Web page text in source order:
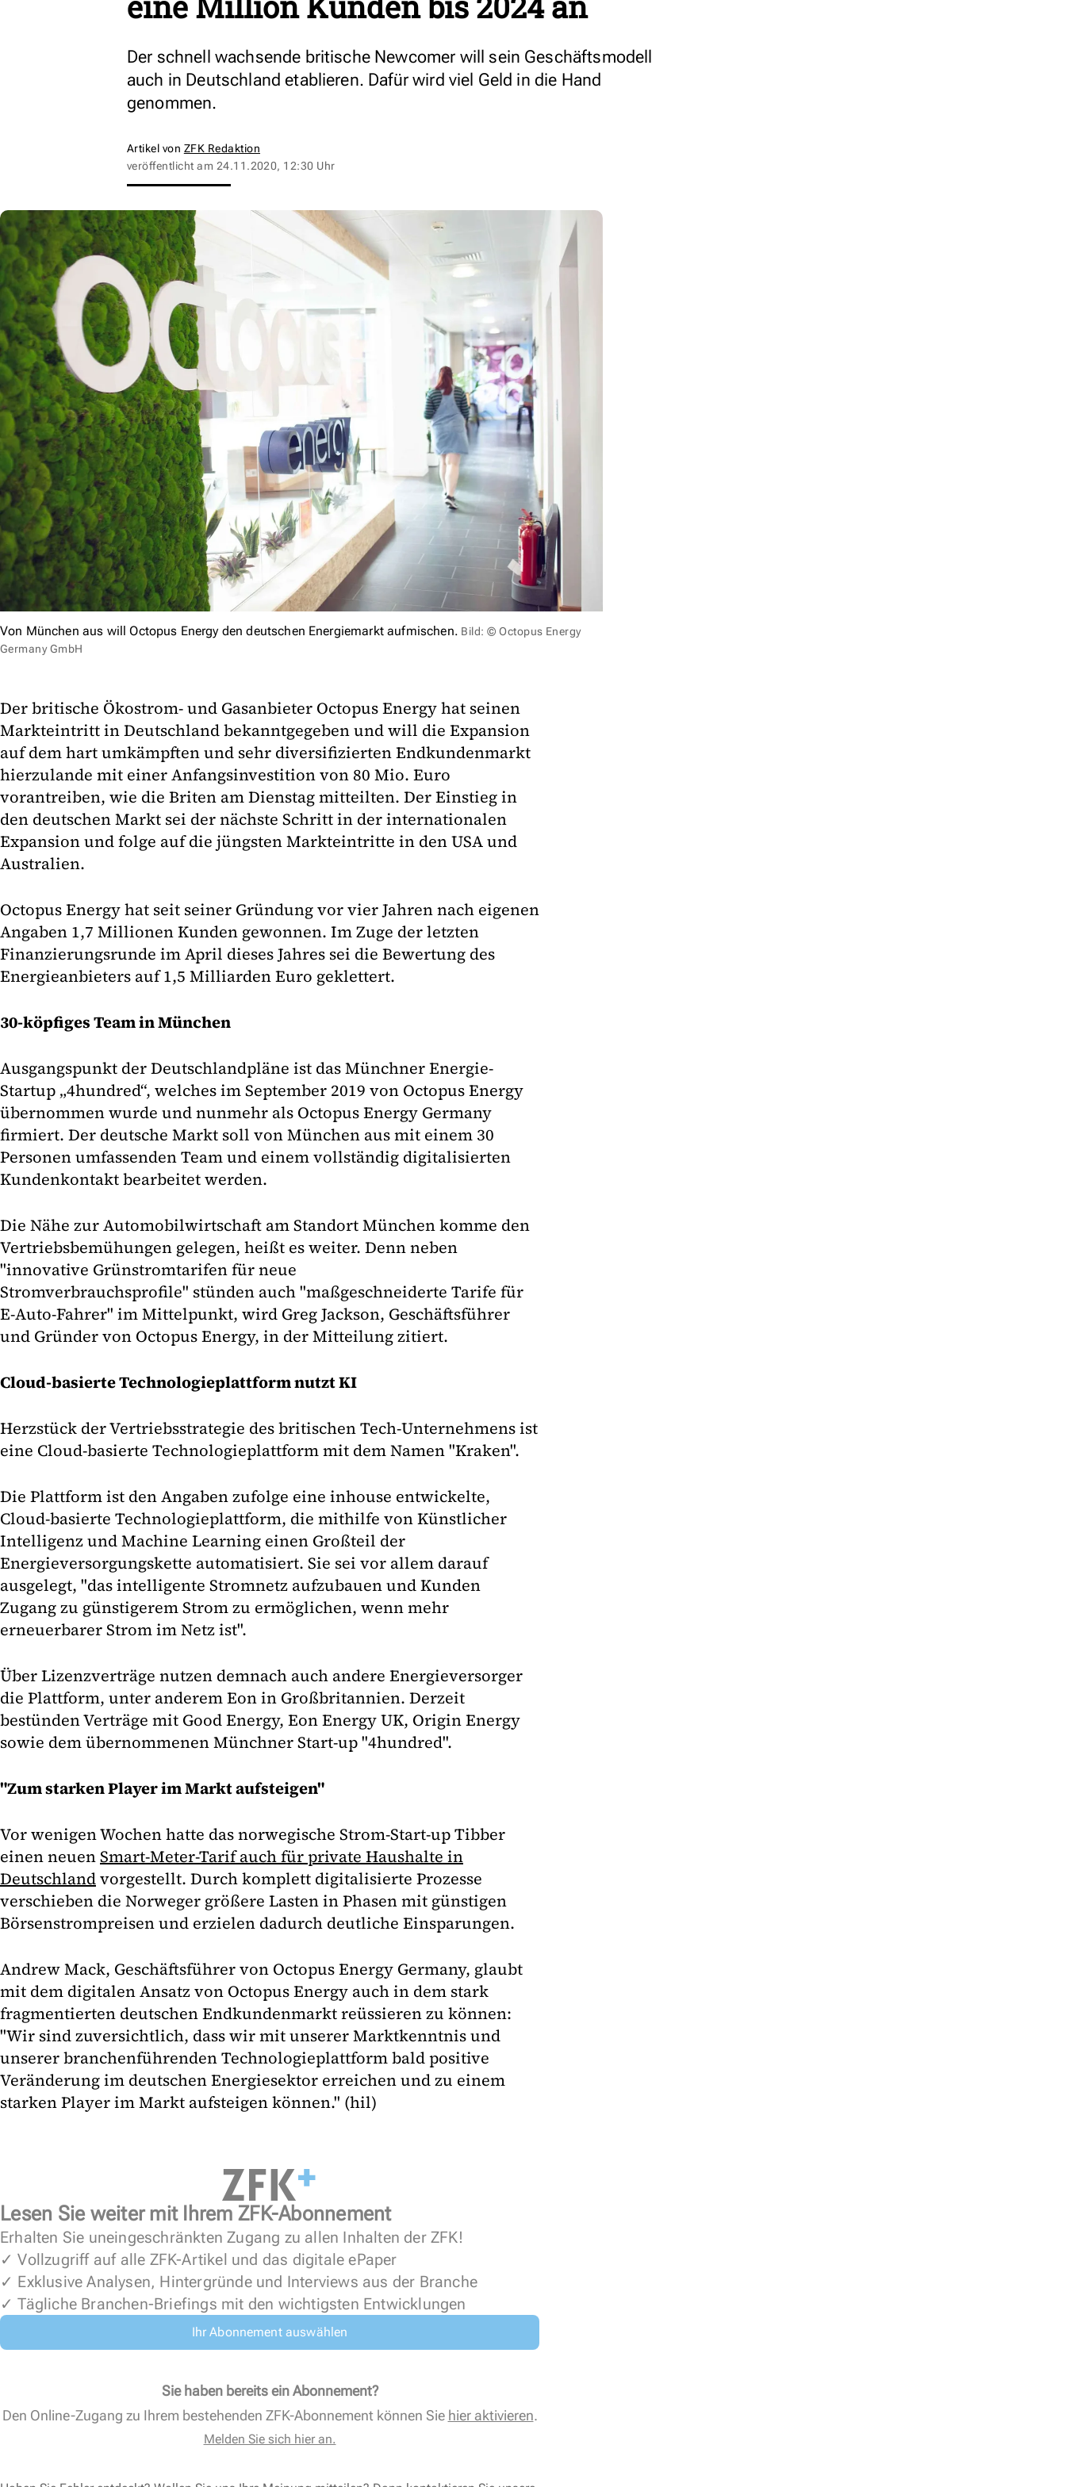
Der schnell wachsende britische Newcomer will sein Geschäftsmodell
auch in Deutschland etablieren. Dafür wird viel Geld in die Hand
genommen.
Artikel von ZFK Redaktion
veröffentlicht am 24.11.2020, 12:30 Uhr
Von München aus will Octopus Energy den deutschen Energiemarkt aufmischen. Bild: © Octopus Energy
Germany GmbH
Der britische Ökostrom- und Gasanbieter Octopus Energy hat seinen
Markteintritt in Deutschland bekanntgegeben und will die Expansion
auf dem hart umkämpften und sehr diversifizierten Endkundenmarkt
hierzulande mit einer Anfangsinvestition von 80 Mio. Euro
vorantreiben, wie die Briten am Dienstag mitteilten. Der Einstieg in
den deutschen Markt sei der nächste Schritt in der internationalen
Expansion und folge auf die jüngsten Markteintritte in den USA und
Australien.
Octopus Energy hat seit seiner Gründung vor vier Jahren nach eigenen
Angaben 1,7 Millionen Kunden gewonnen. Im Zuge der letzten
Finanzierungsrunde im April dieses Jahres sei die Bewertung des
Energieanbieters auf 1,5 Milliarden Euro geklettert.
30-köpfiges Team in München
Ausgangspunkt der Deutschlandpläne ist das Münchner Energie-
Startup „4hundred“, welches im September 2019 von Octopus Energy
übernommen wurde und nunmehr als Octopus Energy Germany
firmiert. Der deutsche Markt soll von München aus mit einem 30
Personen umfassenden Team und einem vollständig digitalisierten
Kundenkontakt bearbeitet werden.
Die Nähe zur Automobilwirtschaft am Standort München komme den
Vertriebsbemühungen gelegen, heißt es weiter. Denn neben
"innovative Grünstromtarifen für neue
Stromverbrauchsprofile" stünden auch "maßgeschneiderte Tarife für
E-Auto-Fahrer" im Mittelpunkt, wird Greg Jackson, Geschäftsführer
und Gründer von Octopus Energy, in der Mitteilung zitiert.
Cloud-basierte Technologieplattform nutzt KI
Herzstück der Vertriebsstrategie des britischen Tech-Unternehmens ist
eine Cloud-basierte Technologieplattform mit dem Namen "Kraken".
Die Plattform ist den Angaben zufolge eine inhouse entwickelte,
Cloud-basierte Technologieplattform, die mithilfe von Künstlicher
Intelligenz und Machine Learning einen Großteil der
Energieversorgungskette automatisiert. Sie sei vor allem darauf
ausgelegt, "das intelligente Stromnetz aufzubauen und Kunden
Zugang zu günstigerem Strom zu ermöglichen, wenn mehr
erneuerbarer Strom im Netz ist".
Über Lizenzverträge nutzen demnach auch andere Energieversorger
die Plattform, unter anderem Eon in Großbritannien. Derzeit
bestünden Verträge mit Good Energy, Eon Energy UK, Origin Energy
sowie dem übernommenen Münchner Start-up "4hundred".
"Zum starken Player im Markt aufsteigen"
Vor wenigen Wochen hatte das norwegische Strom-Start-up Tibber
einen neuenSmart-Meter-Tarif auch für private Haushalte in
Deutschlandvorgestellt. Durch komplett digitalisierte Prozesse
verschieben die Norweger größere Lasten in Phasen mit günstigen
Börsenstrompreisen und erzielen dadurch deutliche Einsparungen.
Andrew Mack, Geschäftsführer von Octopus Energy Germany, glaubt
mit dem digitalen Ansatz von Octopus Energy auch in dem stark
fragmentierten deutschen Endkundenmarkt reüssieren zu können:
"Wir sind zuversichtlich, dass wir mit unserer Marktkenntnis und
unserer branchenführenden Technologieplattform bald positive
Veränderung im deutschen Energiesektor erreichen und zu einem
starken Player im Markt aufsteigen können." (hil)
Lesen Sie weiter mit Ihrem ZFK-Abonnement
Erhalten Sie uneingeschränkten Zugang zu allen Inhalten der ZFK!
✓ Vollzugriff auf alle ZFK-Artikel und das digitale ePaper
✓ Exklusive Analysen, Hintergründe und Interviews aus der Branche
✓ Tägliche Branchen-Briefings mit den wichtigsten Entwicklungen
Ihr Abonnement auswählen
Sie haben bereits ein Abonnement?
Den Online-Zugang zu Ihrem bestehenden ZFK-Abonnement können Sie hier aktivieren.
Melden Sie sich hier an.